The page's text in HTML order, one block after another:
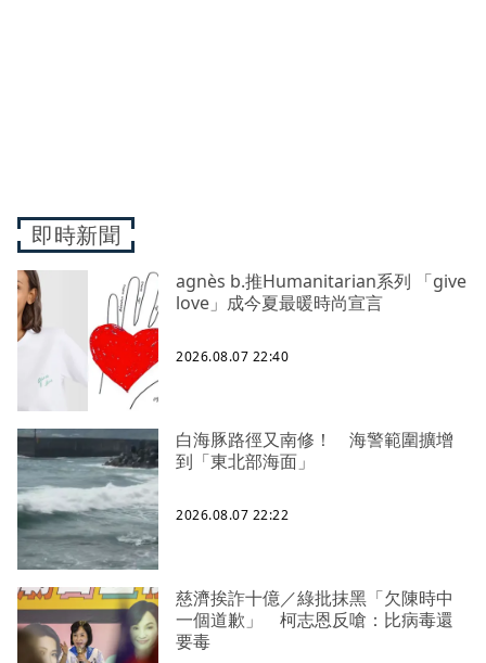
即時新聞
agnès b.推Humanitarian系列 「give
love」成今夏最暖時尚宣言
2026.08.07 22:40
白海豚路徑又南修！ 海警範圍擴增
到「東北部海面」
2026.08.07 22:22
慈濟挨詐十億／綠批抹黑「欠陳時中
一個道歉」 柯志恩反嗆：比病毒還
要毒